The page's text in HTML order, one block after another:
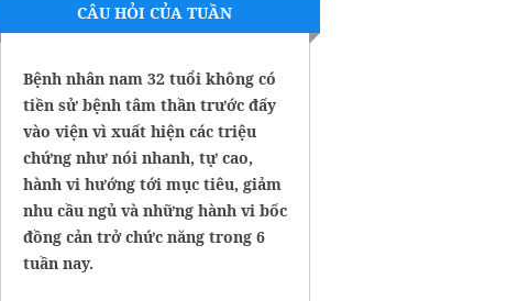
CÂU HỎI CỦA TUẦN
Bệnh nhân nam 32 tuổi không có
tiền sử bệnh tâm thần trước đấy
vào viện vì xuất hiện các triệu
chứng như nói nhanh, tự cao,
hành vi hướng tới mục tiêu, giảm
nhu cầu ngủ và những hành vi bốc
đồng cản trở chức năng trong 6
tuần nay.